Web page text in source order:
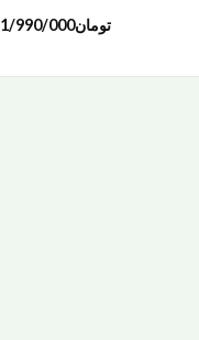
تومان1/990/000